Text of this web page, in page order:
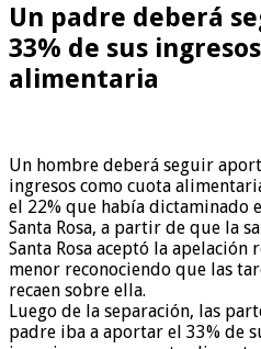
Un padre deberá
33% de sus
alimentaria
Un hombre deberá seguir
ingresos como cuota
el 22% que había dictaminado
Santa Rosa, a partir de que la
Santa Rosa aceptó la
menor reconociendo que las
recaen sobre ella.
Luego de la separación, las
padre iba a aportar el 33% de